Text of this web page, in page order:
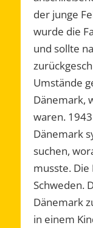
der junge
wurde die
und sollte
Umstände
Dänemark,
waren.
Dänemark
suchen,
musste. Die
Schweden.
Dänemark
in einem